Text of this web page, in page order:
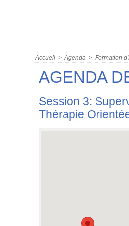
Accueil > Agenda > Formation
AGENDA
Session 3:
Thérapie